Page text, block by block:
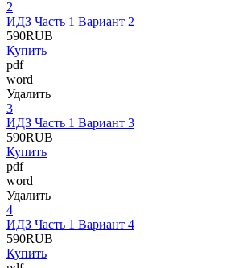
2
ИДЗ Часть 1 Вариант 2
590RUB
Купить
pdf
word
Удалить
3
ИДЗ Часть 1 Вариант 3
590RUB
Купить
pdf
word
Удалить
4
ИДЗ Часть 1 Вариант 4
590RUB
Купить